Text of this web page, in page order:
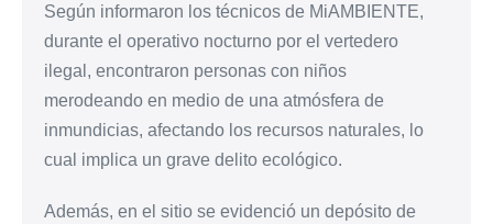
Según informaron los técnicos de MiAMBIENTE,
durante el operativo nocturno por el vertedero
ilegal, encontraron personas con niños
merodeando en medio de una atmósfera de
inmundicias, afectando los recursos naturales, lo
cual implica un grave delito ecológico.
Además, en el sitio se evidenció un depósito de